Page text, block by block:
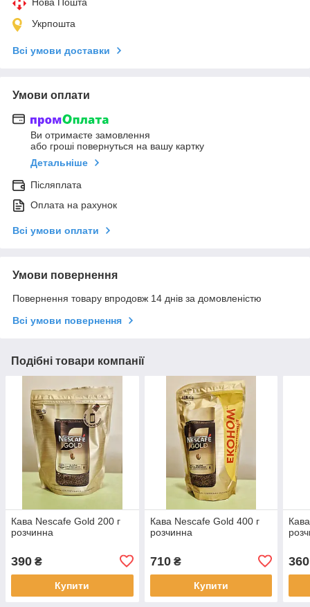
Укрпошта
Всі умови доставки
Умови оплати
Ви отримаєте замовлення
або гроші повернуться на вашу картку
Детальніше
Післяплата
Оплата на рахунок
Всі умови оплати
Умови повернення
Повернення товару впродовж 14 днів за домовленістю
Всі умови повернення
Подібні товари компанії
Кава Nescafe Gold 200 г
розчинна
390 ₴
Купити
Кава Nescafe Gold 400 г
розчинна
710₴
Купити
360